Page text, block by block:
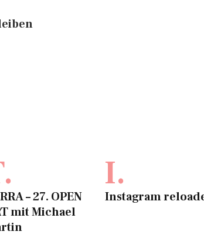
– 27. OPEN
mit Michael
I.
Instagram